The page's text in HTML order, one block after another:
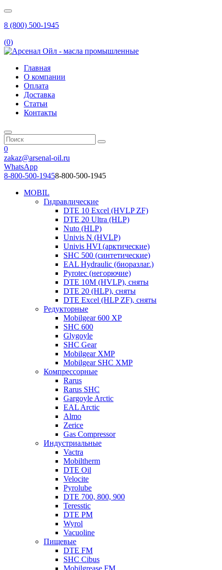
8 (800) 500-1945
(0)
Главная
О компании
Оплата
Доставка
Статьи
Контакты
0
zakaz@arsenal-oil.ru
WhatsApp
8-800-500-19458-800-500-1945
MOBIL
Гидравлические
DTE 10 Excel (HVLP ZF)
DTE 20 Ultra (HLP)
Nuto (HLP)
Univis N (HVLP)
Univis HVI (арктические)
SHC 500 (синтетические)
EAL Hydraulic (биоразлаг.)
Pyrotec (негорючие)
DTE 10M (HVLP), сняты
DTE 20 (HLP), сняты
DTE Excel (HLP ZF), сняты
Редукторные
Mobilgear 600 XP
SHC 600
Glygoyle
SHC Gear
Mobilgear XMP
Mobilgear SHC XMP
Компрессорные
Rarus
Rarus SHC
Gargoyle Arctic
EAL Arctic
Almo
Zerice
Gas Compressor
Индустриальные
Vactra
Mobiltherm
DTE Oil
Velocite
Pyrolube
DTE 700, 800, 900
Teresstic
DTE PM
Wyrol
Vacuoline
Пищевые
DTE FM
SHC Cibus
Mobilgrease FM